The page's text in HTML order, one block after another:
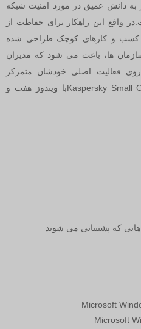
به دانش عمیق در مورد امنیت شبکه
واقع این راهکار برای حفاظت از
و کسب و کارهای کوچک طراحی شده
ها، باعث می شود که مدیران
روی فعالیت اصلی خودشان متمرکز
Kaspersky Smallبا ویندوز هفت و
که پشتیبانی می شوند
Microsoft
Microsoft